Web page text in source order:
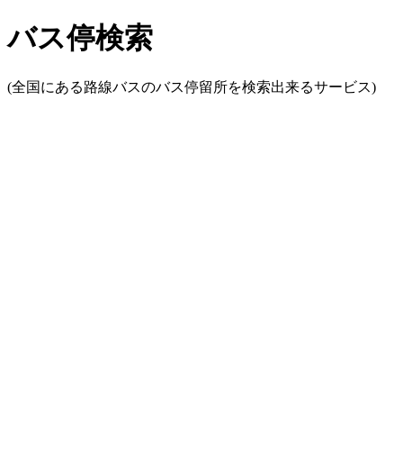
バス停検索
(全国にある路線バスのバス停留所を検索出来るサービス)